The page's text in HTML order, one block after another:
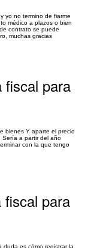
yo no termino de fiarme
médico a plazos o bien
contrato se puede
muchas gracias
fiscal para
bienes Y aparte el precio
Sería a partir del año
con la que tengo
fiscal para
duda es cómo registrar la